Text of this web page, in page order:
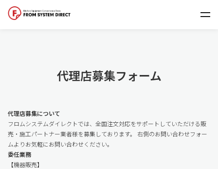
代理店募集フォーム
代理店募集について
フロムシステムダイレクトでは、全国注文対応をサポートしていただける販
売・施工パートナー業者様を募集しております。 右側のお問い合わせフォー
ムよりお気軽にお問い合わせください。
委任業務
【機器販売】